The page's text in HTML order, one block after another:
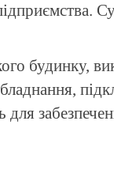
будинку,
для